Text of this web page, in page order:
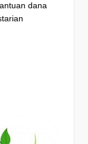
dana